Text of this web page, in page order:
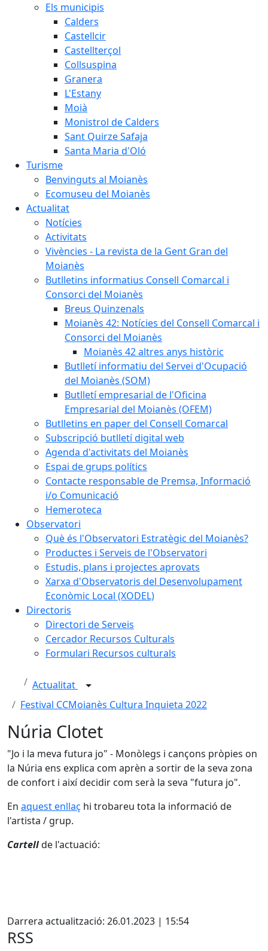
Els municipis
Calders
Castellcir
Castellterçol
Collsuspina
Granera
L'Estany
Moià
Monistrol de Calders
Sant Quirze Safaja
Santa Maria d'Oló
Turisme
Benvinguts al Moianès
Ecomuseu del Moianès
Actualitat
Notícies
Activitats
Vivències - La revista de la Gent Gran del
Moianès
Butlletins informatius Consell Comarcal i
Consorci del Moianès
Breus Quinzenals
Moianès 42: Notícies del Consell Comarcal i
Consorci del Moianès
Moianès 42 altres anys històric
Butlletí informatiu del Servei d'Ocupació
del Moianès (SOM)
Butlletí empresarial de l'Oficina
Empresarial del Moianès (OFEM)
Butlletins en paper del Consell Comarcal
Subscripció butlletí digital web
Agenda d'activitats del Moianès
Espai de grups polítics
Contacte responsable de Premsa, Informació
i/o Comunicació
Hemeroteca
Observatori
Què és l'Observatori Estratègic del Moianès?
Productes i Serveis de l'Observatori
Estudis, plans i projectes aprovats
Xarxa d'Observatoris del Desenvolupament
Econòmic Local (XODEL)
Directoris
Directori de Serveis
Cercador Recursos Culturals
Formulari Recursos culturals
Actualitat
Festival CCMoianès Cultura Inquieta 2022
Núria Clotet
"Jo i la meva futura jo" - Monòlegs i cançons pròpies on
la Núria ens explica com aprèn a sortir de la seva zona
de confort i així decidir com serà la seva "futura jo".
En aquest enllaç hi trobareu tota la informació de
l'artista / grup.
Cartellde l'actuació:
Darrera actualització: 26.01.2023 | 15:54
RSS